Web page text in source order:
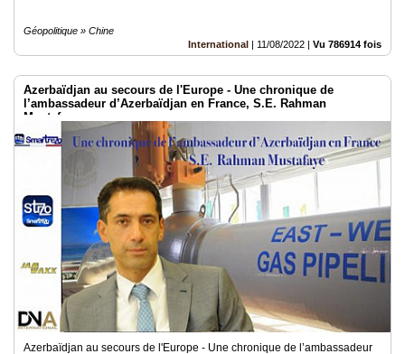
Géopolitique » Chine
International | 11/08/2022 | Vu 786914 fois
Azerbaïdjan au secours de l'Europe - Une chronique de
l’ambassadeur d’Azerbaïdjan en France, S.E. Rahman
Mustafayev
Azerbaïdjan au secours de l'Europe - Une chronique de l’ambassadeur